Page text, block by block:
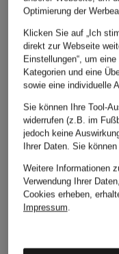
ÄHNLICHE ARTIKEL
Optimierung der
Klicken Sie auf „Ich
direkt zur Webseite
Einstellungen“, um
Kategorien und eine
sowie eine individuelle
Sie können Ihre Tool-
widerrufen (z.B. im
jedoch keine
Ihrer Daten. Sie können
Weitere Informationen
Verwendung Ihrer
Cookies erheben,
Impressum.